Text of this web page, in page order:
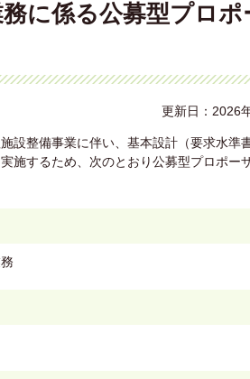
に係る公募型プロポ
更新日：2026
設整備事業に伴い、基本設計（要求水準
施するため、次のとおり公募型プロポー